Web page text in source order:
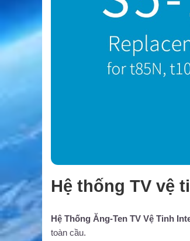
Hệ thống TV vệ
Hệ Thống Ăng-Ten TV Vệ Tinh
toàn cầu.